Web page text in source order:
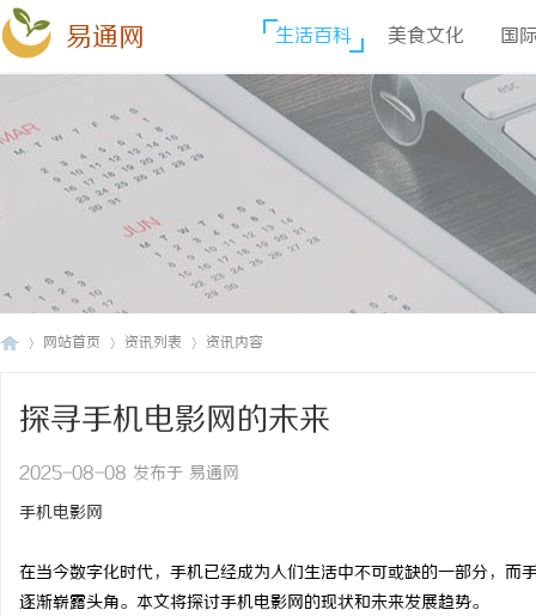
易通网 生活百科 美食文化 国
网站首页 资讯列表 资讯内容
探寻手机电影网的未来
2025-08-08 发布于 易通网
手机电影网
在当今数字化时代，手机已经成为人们生活中不可或缺的一部分，
逐渐崭露头角。本文将探讨手机电影网的现状和未来发展趋势。